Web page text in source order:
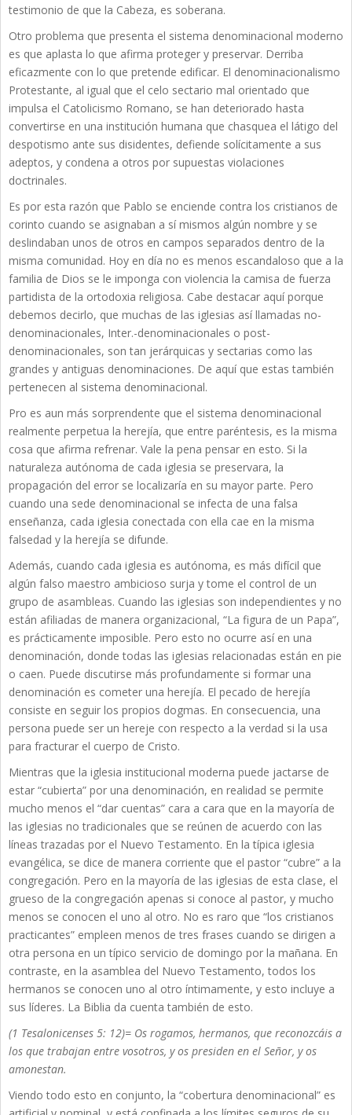
testimonio de que la Cabeza, es soberana.
Otro problema que presenta el sistema denominacional moderno
es que aplasta lo que afirma proteger y preservar. Derriba
eficazmente con lo que pretende edificar. El denominacionalismo
Protestante, al igual que el celo sectario mal orientado que
impulsa el Catolicismo Romano, se han deteriorado hasta
convertirse en una institución humana que chasquea el látigo del
despotismo ante sus disidentes, defiende solícitamente a sus
adeptos, y condena a otros por supuestas violaciones
doctrinales.
Es por esta razón que Pablo se enciende contra los cristianos de
corinto cuando se asignaban a sí mismos algún nombre y se
deslindaban unos de otros en campos separados dentro de la
misma comunidad. Hoy en día no es menos escandaloso que a la
familia de Dios se le imponga con violencia la camisa de fuerza
partidista de la ortodoxia religiosa. Cabe destacar aquí porque
debemos decirlo, que muchas de las iglesias así llamadas no-
denominacionales, Inter.-denominacionales o post-
denominacionales, son tan jerárquicas y sectarias como las
grandes y antiguas denominaciones. De aquí que estas también
pertenecen al sistema denominacional.
Pro es aun más sorprendente que el sistema denominacional
realmente perpetua la herejía, que entre paréntesis, es la misma
cosa que afirma refrenar. Vale la pena pensar en esto. Si la
naturaleza autónoma de cada iglesia se preservara, la
propagación del error se localizaría en su mayor parte. Pero
cuando una sede denominacional se infecta de una falsa
enseñanza, cada iglesia conectada con ella cae en la misma
falsedad y la herejía se difunde.
Además, cuando cada iglesia es autónoma, es más difícil que
algún falso maestro ambicioso surja y tome el control de un
grupo de asambleas. Cuando las iglesias son independientes y no
están afiliadas de manera organizacional, “La figura de un Papa”,
es prácticamente imposible. Pero esto no ocurre así en una
denominación, donde todas las iglesias relacionadas están en pie
o caen. Puede discutirse más profundamente si formar una
denominación es cometer una herejía. El pecado de herejía
consiste en seguir los propios dogmas. En consecuencia, una
persona puede ser un hereje con respecto a la verdad si la usa
para fracturar el cuerpo de Cristo.
Mientras que la iglesia institucional moderna puede jactarse de
estar “cubierta” por una denominación, en realidad se permite
mucho menos el “dar cuentas” cara a cara que en la mayoría de
las iglesias no tradicionales que se reúnen de acuerdo con las
líneas trazadas por el Nuevo Testamento. En la típica iglesia
evangélica, se dice de manera corriente que el pastor “cubre” a la
congregación. Pero en la mayoría de las iglesias de esta clase, el
grueso de la congregación apenas si conoce al pastor, y mucho
menos se conocen el uno al otro. No es raro que “los cristianos
practicantes” empleen menos de tres frases cuando se dirigen a
otra persona en un típico servicio de domingo por la mañana. En
contraste, en la asamblea del Nuevo Testamento, todos los
hermanos se conocen uno al otro íntimamente, y esto incluye a
sus líderes. La Biblia da cuenta también de esto.
(1 Tesalonicenses 5: 12)= Os rogamos, hermanos, que reconozcáis a
los que trabajan entre vosotros, y os presiden en el Señor, y os
amonestan.
Viendo todo esto en conjunto, la “cobertura denominacional” es